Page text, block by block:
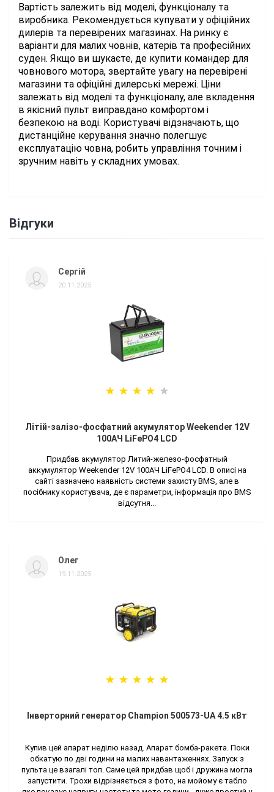
Вартість залежить від моделі, функціоналу та
виробника. Рекомендується купувати у офіційних
дилерів та перевірених магазинах. На ринку є
варіанти для малих човнів, катерів та професійних
суден. Якщо ви шукаєте, де купити командер для
човнового мотора, звертайте увагу на перевірені
магазини та офіційні дилерські мережі. Ціни
залежать від моделі та функціоналу, але вкладення
в якісний пульт виправдано комфортом і
безпекою на воді. Користувачі відзначають, що
дистанційне керування значно полегшує
експлуатацію човна, робить управління точним і
зручним навіть у складних умовах.
Відгуки
Сергій
20.11.2025
Літій-залізо-фосфатний акумулятор Weekender 12V
100AЧ LiFePO4 LCD
Придбав акумулятор Литий-железо-фосфатный
аккумулятор Weekender 12V 100AЧ LiFePO4 LCD. В описі на
сайті зазначено наявність системи захисту BMS, але в
посібнику користувача, де є параметри, інформація про BMS
відсутня...
Олег
19.11.2025
Інверторний генератор Champion 500573-UA 4.5 кВт
Купив цей апарат неділю назад. Апарат бомба-ракета. Поки
обкатую по дві години на малих навантаженнях. Запуск з
пульта це взагалі топ. Саме цей придбав щоб і дружина могла
запустити. Трохи відрізняється з фото, на мойому є табло